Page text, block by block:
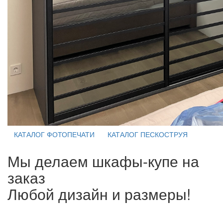
КАТАЛОГ ФОТОПЕЧАТИ КАТАЛОГ ПЕСКОСТРУЯ
Мы делаем шкафы-купе на
заказ
Любой дизайн и размеры!